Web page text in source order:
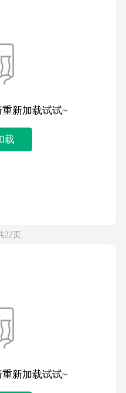
新加载试试~
载
22页
新加载试试~